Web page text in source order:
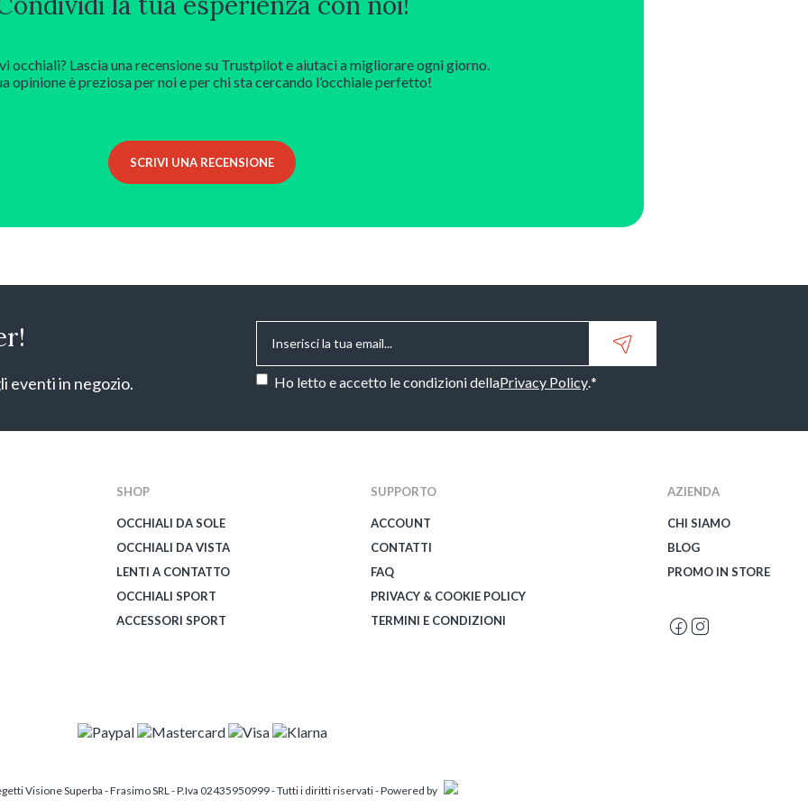
occhiali? Lascia una recensione su Trustpilot e aiutaci a migliorare ogni giorno.
opinione è preziosa per noi e per chi sta cercando l’occhiale perfetto!
SCRIVI UNA RECENSIONE
eventi in negozio.
Email*
Consenso*
Ho letto e accetto le condizioni dellaPrivacy Policy.*
SHOP
OCCHIALI DA SOLE
OCCHIALI DA VISTA
LENTI A CONTATTO
OCCHIALI SPORT
ACCESSORI SPORT
SUPPORTO
ACCOUNT
CONTATTI
FAQ
PRIVACY & COOKIE POLICY
TERMINI E CONDIZIONI
AZIENDA
CHI SIAMO
BLOG
PROMO IN STORE
Visione Superba - Frasimo SRL - P.Iva 02435950999 - Tutti i diritti riservati - Powered by